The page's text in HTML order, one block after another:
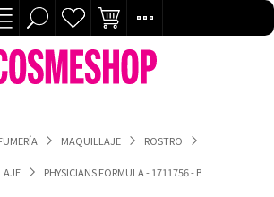
MAQUILLAJE ROSTRO
PHYSICIANS FORMULA - 1711756 - BASE +